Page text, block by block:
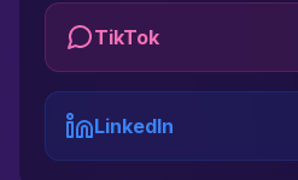
TikTok
LinkedIn